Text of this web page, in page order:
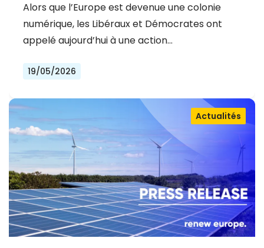
Alors que l’Europe est devenue une colonie
numérique, les Libéraux et Démocrates ont
appelé aujourd’hui à une action…
19/05/2026
Actualités